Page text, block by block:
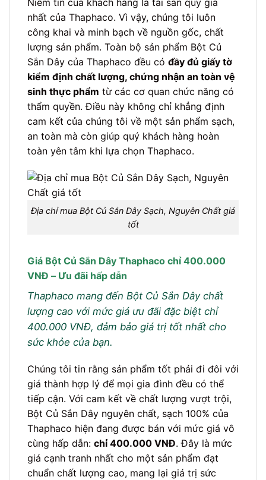
nhất của Thaphaco. Vì vậy, chúng tôi luôn
công khai và minh bạch về nguồn gốc, chất
lượng sản phẩm. Toàn bộ sản phẩm Bột Củ
Sắn Dây của Thaphaco đều có đầy đủ giấy tờ
kiểm định chất lượng, chứng nhận an toàn vệ
sinh thực phẩm từ các cơ quan chức năng có
thẩm quyền. Điều này không chỉ khẳng định
cam kết của chúng tôi về một sản phẩm sạch,
an toàn mà còn giúp quý khách hàng hoàn
toàn yên tâm khi lựa chọn Thaphaco.
Địa chỉ mua Bột Củ Sắn Dây Sạch, Nguyên Chất giá
tốt
Giá Bột Củ Sắn Dây Thaphaco chỉ 400.000
VNĐ – Ưu đãi hấp dẫn
Thaphaco mang đến Bột Củ Sắn Dây chất
lượng cao với mức giá ưu đãi đặc biệt chỉ
400.000 VNĐ, đảm bảo giá trị tốt nhất cho
sức khỏe của bạn.
Chúng tôi tin rằng sản phẩm tốt phải đi đôi với
giá thành hợp lý để mọi gia đình đều có thể
tiếp cận. Với cam kết về chất lượng vượt trội,
Bột Củ Sắn Dây nguyên chất, sạch 100% của
Thaphaco hiện đang được bán với mức giá vô
cùng hấp dẫn: chỉ 400.000 VNĐ. Đây là mức
giá cạnh tranh nhất cho một sản phẩm đạt
chuẩn chất lượng cao, mang lại giá trị sức